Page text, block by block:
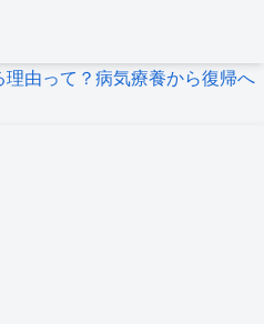
由って？病気療養から復帰へ